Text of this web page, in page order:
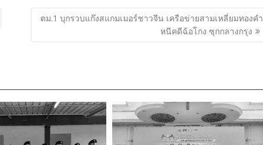
ตม.1 บุกรวบแก๊งสแกมเมอร์ชาวจีน เครือข่ายสามเหลี่ยมทองคำ
หนีคดีฉ้อโกง ซุกกลางกรุง